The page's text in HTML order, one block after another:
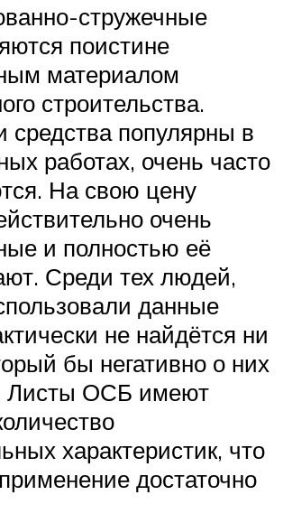
стружечные
поистине
материалом
строительства.
средства популярны в
работах, очень часто
На свою цену
очень
и полностью её
Среди тех людей,
данные
не найдётся ни
бы негативно о них
Листы ОСБ имеют
характеристик, что
достаточно